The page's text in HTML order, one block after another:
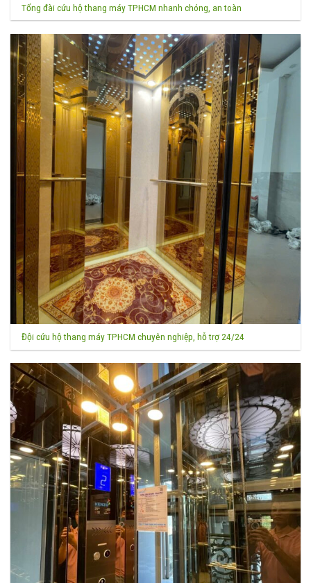
Tổng đài cứu hộ thang máy TPHCM nhanh chóng, an toàn
Đội cứu hộ thang máy TPHCM chuyên nghiệp, hỗ trợ 24/24